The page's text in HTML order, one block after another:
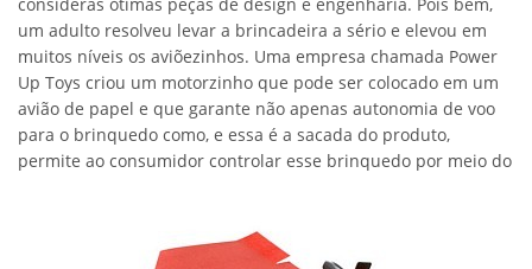
um adulto resolveu levar a brincadeira a sério e elevou em
muitos níveis os aviõezinhos. Uma empresa chamada Power
Up Toys criou um motorzinho que pode ser colocado em um
avião de papel e que garante não apenas autonomia de voo
para o brinquedo como, e essa é a sacada do produto,
permite ao consumidor controlar esse brinquedo por meio do